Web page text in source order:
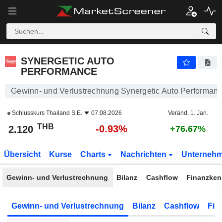
SYNERGETIC AUTO
PERFORMANCE
Gewinn- und Verlustrechnung Synergetic Auto
Schlusskurs Thailand S.E. 07.08.2026 Veränd. 1. Jan.
2.120 THB -0.93% +76.67%
Übersicht Kurse Charts Nachrichten
Gewinn- und Verlustrechnung Bilanz Cashflow
Gewinn- und Verlustrechnung Bilanz Cashflow